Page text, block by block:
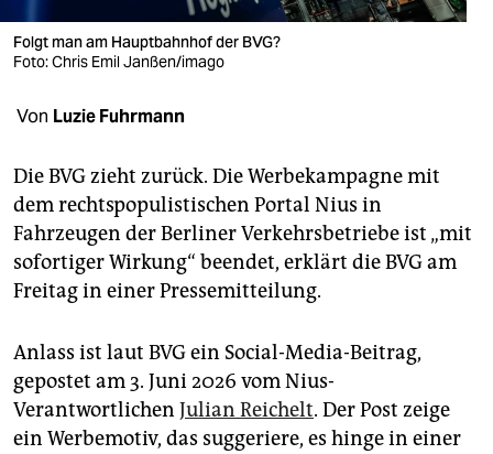
veranstaltungen
shop
fragen & hilfe
abo
genossenschaft
epaper login
Folgt man am Hauptbahnhof der BVG?
Foto: Chris Emil Janßen/imago
Von Luzie Fuhrmann
Die BVG zieht zurück. Die Werbekampagne mit
dem rechtspopulistischen Portal Nius in
Fahrzeugen der Berliner Verkehrsbetriebe ist „mit
sofortiger Wirkung“ beendet, erklärt die BVG am
Freitag in einer Pressemitteilung.
Anlass ist laut BVG ein Social-Media-Beitrag,
gepostet am 3. Juni 2026 vom Nius-
Verantwortlichen Julian Reichelt. Der Post zeige
ein Werbemotiv, das suggeriere, es hinge in einer